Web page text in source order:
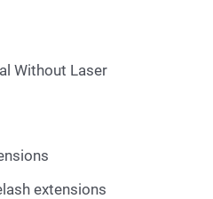
Without Laser
extensions